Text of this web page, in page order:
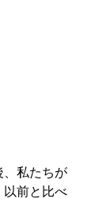
、私たちが
以前と比べ